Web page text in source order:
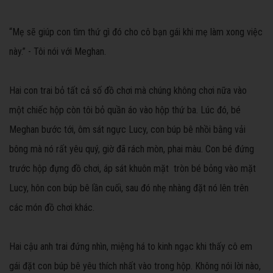
“Mẹ sẽ giúp con tìm thứ gì đó cho cô bạn gái khi mẹ làm xong việc
này.” - Tôi nói với Meghan.
Hai con trai bỏ tất cả số đồ chơi mà chúng không chơi nữa vào
một chiếc hộp còn tôi bỏ quần áo vào hộp thứ ba. Lúc đó, bé
Meghan bước tới, ôm sát ngực Lucy, con búp bê nhồi bằng vải
bông mà nó rất yêu quý, giờ đã rách mòn, phai màu. Con bé đứng
trước hộp đựng đồ chơi, áp sát khuôn mặt tròn bé bỏng vào mặt
Lucy, hôn con búp bê lần cuối, sau đó nhẹ nhàng đặt nó lên trên
các món đồ chơi khác.
Hai cậu anh trai đứng nhìn, miệng há to kinh ngạc khi thấy cô em
gái đặt con búp bê yêu thích nhất vào trong hộp. Không nói lời nào,